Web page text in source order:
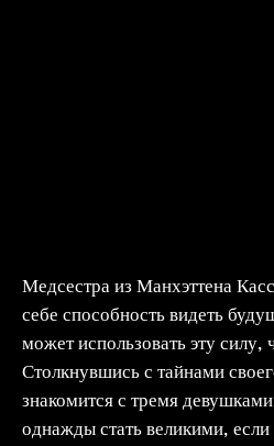
Медсестра из Манхэттена
себе способность видеть
может использовать эту силу,
Столкнувшись с тайнами
знакомится с тремя
однажды стать великими,